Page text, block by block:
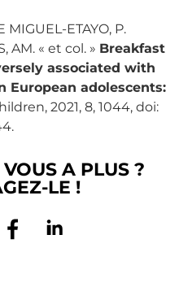
MIGUEL-ETAYO, P.
AM. « et col. » Breakfast
associated with
European adolescents:
2021, 8, 1044, doi:
A PLUS ?
LE !